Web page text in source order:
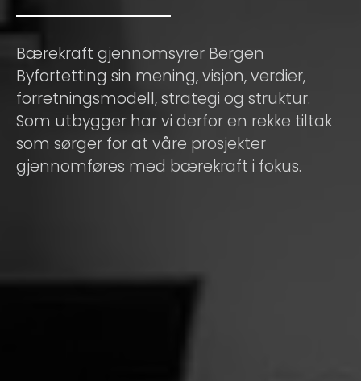
Bærekraft gjennomsyrer Bergen
Byfortetting sin mening, visjon, verdier,
forretningsmodell, strategi og struktur.
Som utbygger har vi derfor en rekke tiltak
som sørger for at våre prosjekter
gjennomføres med bærekraft i fokus.